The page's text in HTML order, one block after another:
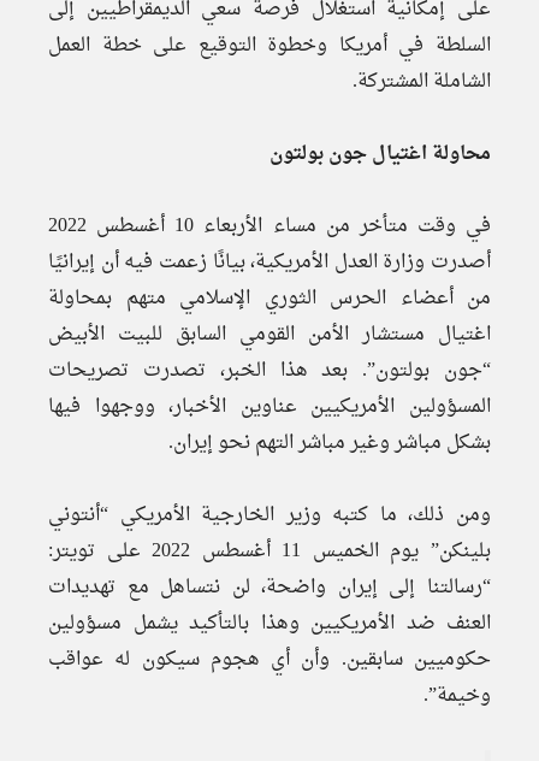
على إمكانية استغلال فرصة سعي الديمقراطيين إلى
السلطة في أمريكا وخطوة التوقيع على خطة العمل
الشاملة المشتركة.
محاولة اغتيال جون بولتون
في وقت متأخر من مساء الأربعاء 10 أغسطس 2022
أصدرت وزارة العدل الأمريكية، بيانًا زعمت فيه أن إيرانيًا
من أعضاء الحرس الثوري الإسلامي متهم بمحاولة
اغتيال مستشار الأمن القومي السابق للبيت الأبيض
“جون بولتون”. بعد هذا الخبر، تصدرت تصريحات
المسؤولين الأمريكيين عناوين الأخبار، ووجهوا فيها
بشكل مباشر وغير مباشر التهم نحو إيران.
ومن ذلك، ما كتبه وزير الخارجية الأمريكي “أنتوني
بلينكن” يوم الخميس 11 أغسطس 2022 على تويتر:
“رسالتنا إلى إيران واضحة، لن نتساهل مع تهديدات
العنف ضد الأمريكيين وهذا بالتأكيد يشمل مسؤولين
حكوميين سابقين. وأن أي هجوم سيكون له عواقب
وخيمة”.